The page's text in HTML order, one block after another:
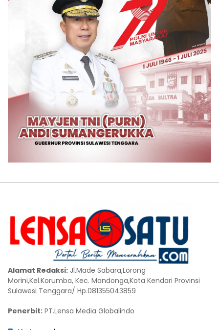
Alamat Redaksi: Jl.Made Sabara,Lorong
Morini,Kel.Korumba, Kec. Mandonga,Kota Kendari Provinsi
Sulawesi Tenggara/ Hp.081355043859
Penerbit: PT.Lensa Media Globalindo